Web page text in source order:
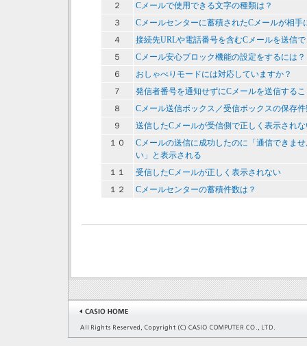
２
Cメールで使用できる文字の種類は？
３
Cメールセンターに蓄積されたCメールが相手
４
接続先URLや電話番号を含むCメールを送信
５
Cメール安心ブロック機能の設定をするには？
６
おしゃべりモードには対応していますか？
７
発信者番号を通知せずにCメールを送信する
８
Cメール送信ボックス／受信ボックスの保存
９
送信したCメールが受信側で正しく表示され
１０
Cメールの送信に成功したのに「通信できま
い」と表示される
１１
受信したCメールが正しく表示されない
１２
Cメールセンターの蓄積件数は？